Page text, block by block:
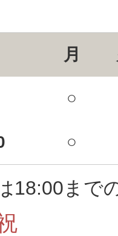
月
○
○
18:00まで